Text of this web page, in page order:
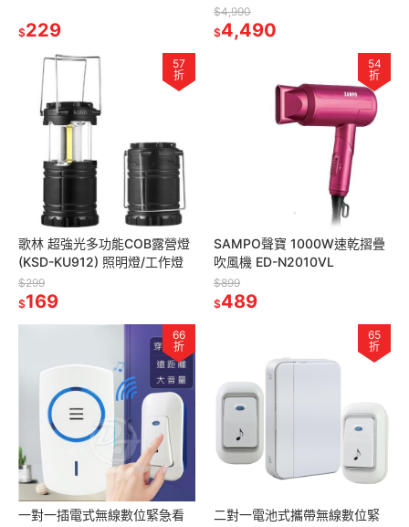
$229
KTV雙人歡唱音響 K93
$4,990
$4,490
57
折
歌林 超強光多功能COB露營燈
(KSD-KU912) 照明燈/工作燈
$299
$169
54
折
SAMPO聲寶 1000W速乾摺疊
吹風機 ED-N2010VL
$899
$489
66
折
一對一插電式無線數位緊急看
65
折
二對一電池式攜帶無線數位緊